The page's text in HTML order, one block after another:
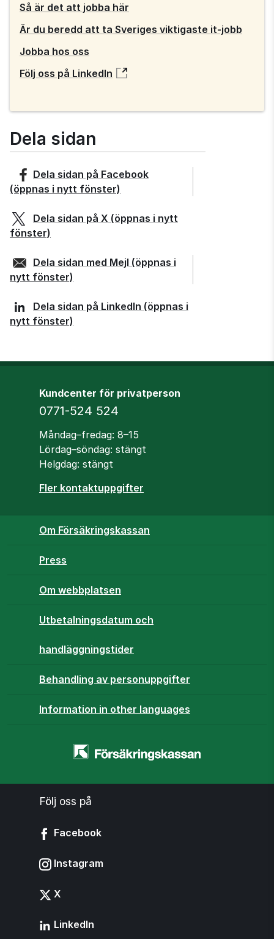
Så är det att jobba här
Är du beredd att ta Sveriges viktigaste it-jobb
Jobba hos oss
Följ oss på LinkedIn
Dela sidan
Dela sidan på Facebook
(öppnas i nytt fönster)
Dela sidan på X (öppnas i nytt
fönster)
Dela sidan med Mejl (öppnas i
nytt fönster)
Dela sidan på LinkedIn (öppnas i
nytt fönster)
Kundcenter för privatperson
Telefon
0771-524 524
Öppettider
Måndag–fredag: 8–15
Lördag–söndag: stängt
Helgdag: stängt
Fler kontaktuppgifter
Om Försäkringskassan
Press
Om webbplatsen
Utbetalningsdatum och
handläggningstider
Behandling av personuppgifter
Information in other languages
Startsidan
Följ oss på
Facebook
Instagram
X
LinkedIn